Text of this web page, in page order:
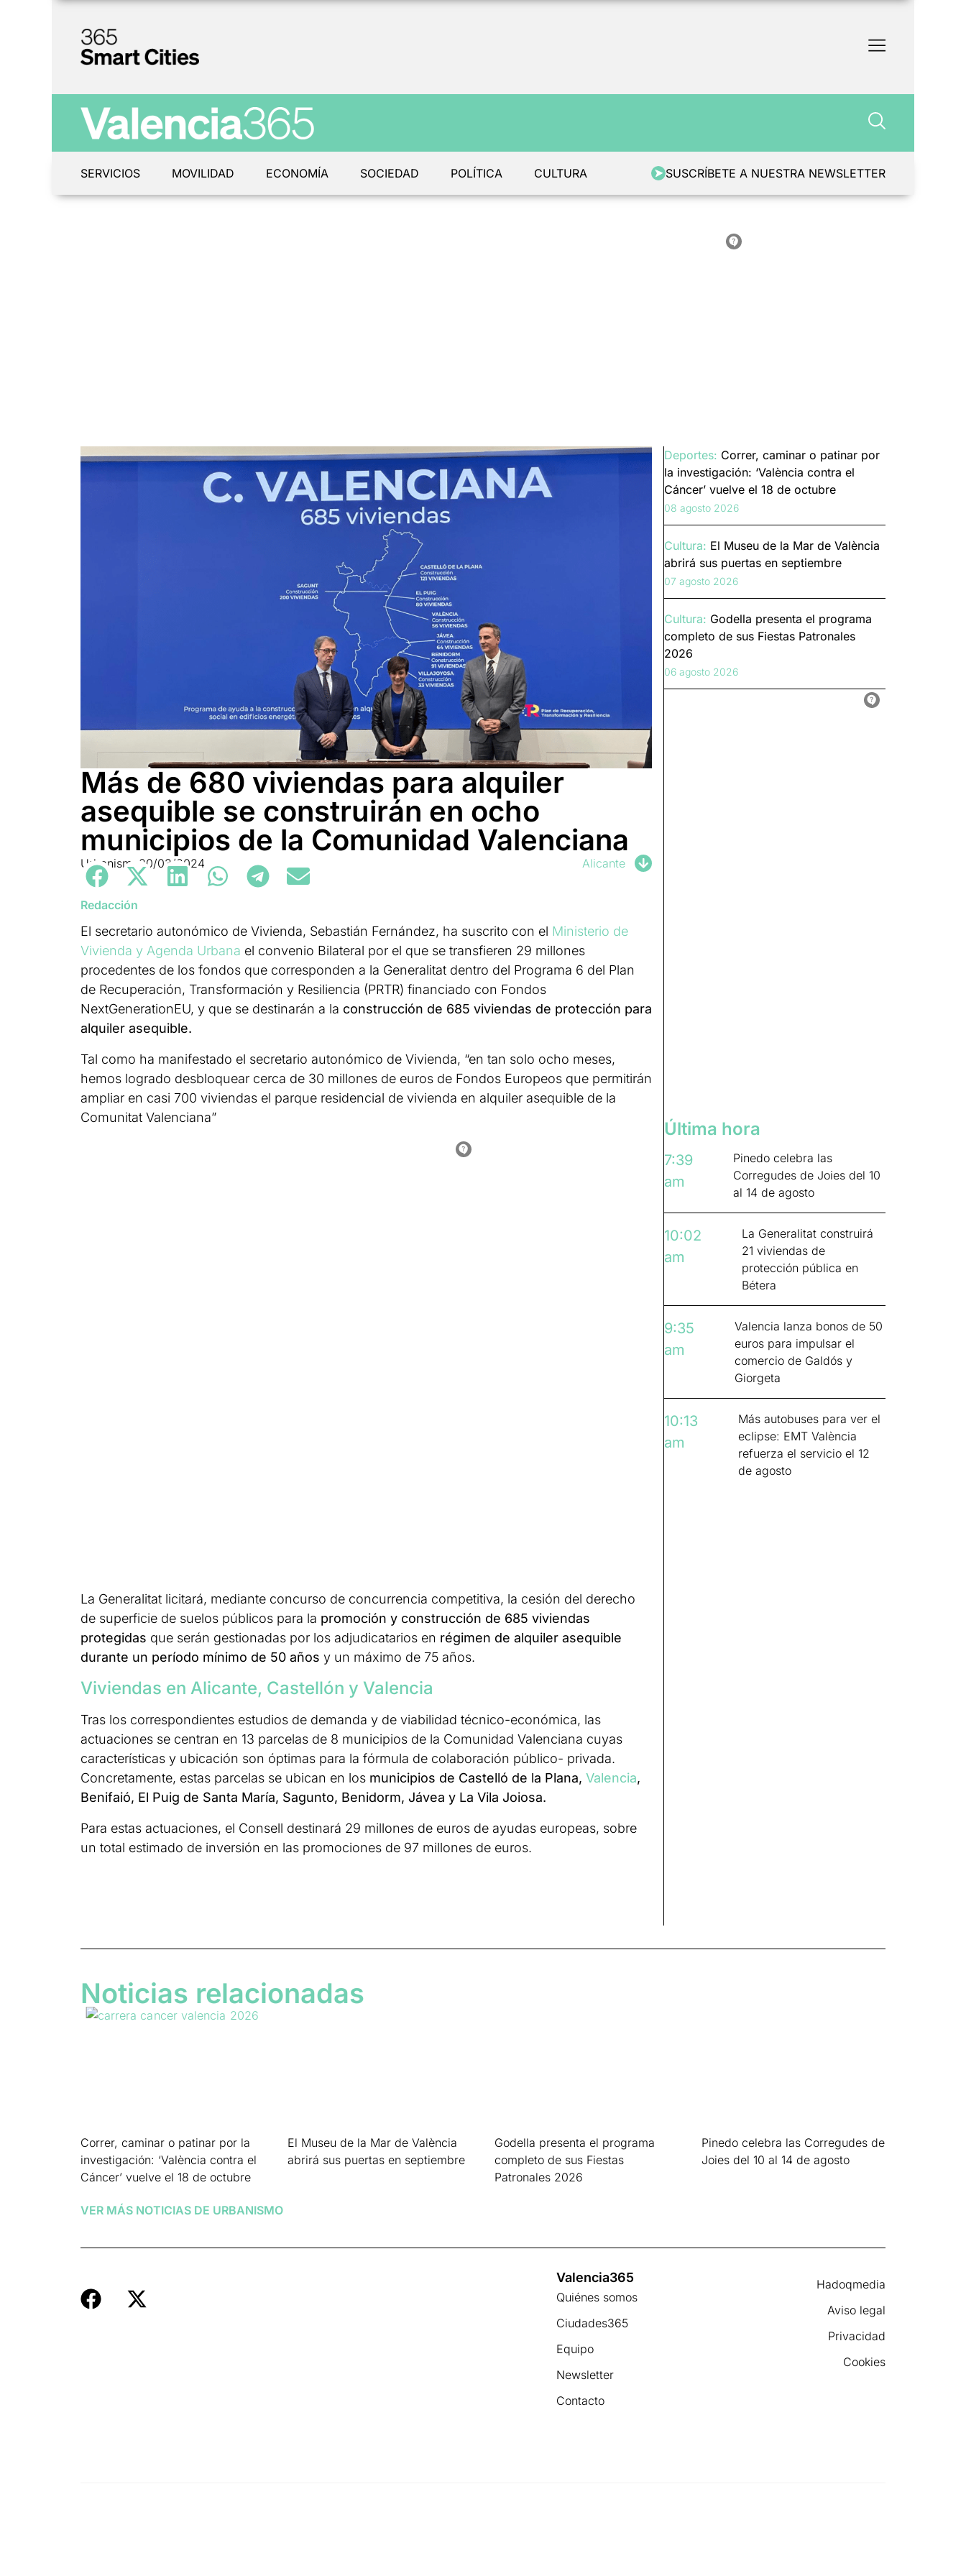
SERVICIOS MOVILIDAD ECONOMÍA SOCIEDAD POLÍTICA CULTURA SUSCRÍBETE A NUESTRA NEWSLETTER
Más de 680 viviendas para alquiler
asequible se construirán en ocho
municipios de la Comunidad Valenciana
Urbanismo 20/03/2024 Alicante
Redacción
El secretario autonómico de Vivienda, Sebastián Fernández, ha suscrito con el Ministerio de
Vivienda y Agenda Urbana el convenio Bilateral por el que se transfieren 29 millones
procedentes de los fondos que corresponden a la Generalitat dentro del Programa 6 del Plan
de Recuperación, Transformación y Resiliencia (PRTR) financiado con Fondos
NextGenerationEU, y que se destinarán a la construcción de 685 viviendas de protección para
alquiler asequible.
Tal como ha manifestado el secretario autonómico de Vivienda, “en tan solo ocho meses,
hemos logrado desbloquear cerca de 30 millones de euros de Fondos Europeos que permitirán
ampliar en casi 700 viviendas el parque residencial de vivienda en alquiler asequible de la
Comunitat Valenciana”
La Generalitat licitará, mediante concurso de concurrencia competitiva, la cesión del derecho
de superficie de suelos públicos para la promoción y construcción de 685 viviendas
protegidas que serán gestionadas por los adjudicatarios en régimen de alquiler asequible
durante un período mínimo de 50 años y un máximo de 75 años.
Viviendas en Alicante, Castellón y Valencia
Tras los correspondientes estudios de demanda y de viabilidad técnico-económica, las
actuaciones se centran en 13 parcelas de 8 municipios de la Comunidad Valenciana cuyas
características y ubicación son óptimas para la fórmula de colaboración público- privada.
Concretamente, estas parcelas se ubican en los municipios de Castelló de la Plana, Valencia,
Benifaió, El Puig de Santa María, Sagunto, Benidorm, Jávea y La Vila Joiosa.
Para estas actuaciones, el Consell destinará 29 millones de euros de ayudas europeas, sobre
un total estimado de inversión en las promociones de 97 millones de euros.
Deportes: Correr, caminar o patinar por
la investigación: ‘València contra el
Cáncer’ vuelve el 18 de octubre
08 agosto 2026
Cultura: El Museu de la Mar de València
abrirá sus puertas en septiembre
07 agosto 2026
Cultura: Godella presenta el programa
completo de sus Fiestas Patronales
2026
06 agosto 2026
Última hora
7:39
am
Pinedo celebra las
Corregudes de Joies del 10
al 14 de agosto
10:02
am
La Generalitat construirá
21 viviendas de
protección pública en
Bétera
9:35
am
Valencia lanza bonos de 50
euros para impulsar el
comercio de Galdós y
Giorgeta
10:13
am
Más autobuses para ver el
eclipse: EMT València
refuerza el servicio el 12
de agosto
Noticias relacionadas
Correr, caminar o patinar por la
investigación: ‘València contra el
Cáncer’ vuelve el 18 de octubre
El Museu de la Mar de València
abrirá sus puertas en septiembre
Godella presenta el programa
completo de sus Fiestas
Patronales 2026
Pinedo celebra las Corregudes de
Joies del 10 al 14 de agosto
VER MÁS NOTICIAS DE URBANISMO
Hadoqmedia
Aviso legal
Privacidad
Cookies
Valencia365
Quiénes somos
Ciudades365
Equipo
Newsletter
Contacto